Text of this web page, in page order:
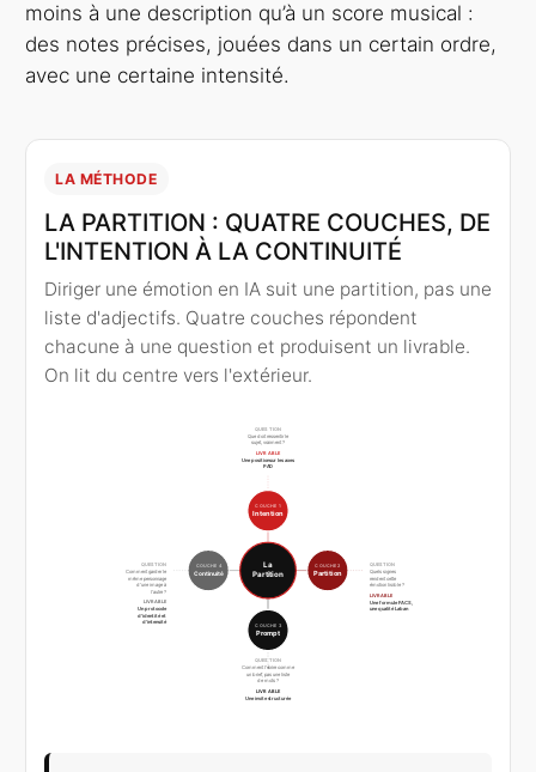
moins à une description qu’à un score musical :
des notes précises, jouées dans un certain ordre,
avec une certaine intensité.
LA MÉTHODE
LA PARTITION : QUATRE COUCHES, DE
L'INTENTION À LA CONTINUITÉ
Diriger une émotion en IA suit une partition, pas une
liste d'adjectifs. Quatre couches répondent
chacune à une question et produisent un livrable.
On lit du centre vers l'extérieur.
QUESTION
Que doit ressentir le
sujet, vraiment ?
LIVRABLE
Une position sur les axes
PAD
QUESTION
Quels signes
rendent cette
émotion lisible ?
LIVRABLE
Une formule FACS,
une qualité Laban
QUESTION
Comment l'écrire comme
un brief, pas une liste
de mots ?
LIVRABLE
Une invite structurée
QUESTION
Comment garder le
même personnage
d'une image à
l'autre ?
LIVRABLE
Un protocole
d'identité et
d'intensité
COUCHE 1
Intention
COUCHE 2
Partition
COUCHE 3
Prompt
COUCHE 4
Continuité
La
Partition
Arbre radial de la méthode dite la Partition. Au